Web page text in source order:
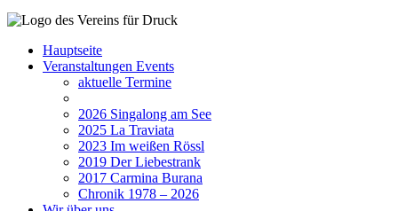
Hauptseite
Veranstaltungen Events
aktuelle Termine
2026 Singalong am See
2025 La Traviata
2023 Im weißen Rössl
2019 Der Liebestrank
2017 Carmina Burana
Chronik 1978 – 2026